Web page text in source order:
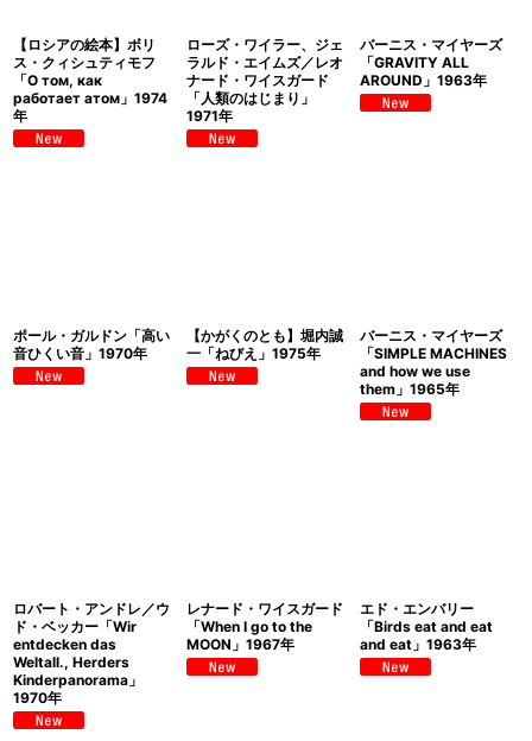
【ロシアの絵本】ボリ
ス・クィシュティモフ
「О том, как
работает атом」1974
年
ローズ・ワイラー、ジェ
ラルド・エイムズ／レオ
ナード・ワイスガード
「人類のはじまり」
1971年
バーニス・マイヤーズ
「GRAVITY ALL
AROUND」1963年
ポール・ガルドン「高い
音ひくい音」1970年
【かがくのとも】堀内誠
一「ねびえ」1975年
バーニス・マイヤーズ
「SIMPLE MACHINES
and how we use
them」1965年
ロバート・アンドレ／ウ
ド・ベッカー「Wir
entdecken das
Weltall., Herders
Kinderpanorama」
1970年
レナード・ワイスガード
「When I go to the
MOON」1967年
エド・エンバリー
「Birds eat and eat
and eat」1963年